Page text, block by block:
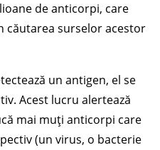
de anticorpi, care
căutarea surselor acestor
un antigen, el se
Acest lucru alertează
mai muți anticorpi care
(un virus, o bacterie